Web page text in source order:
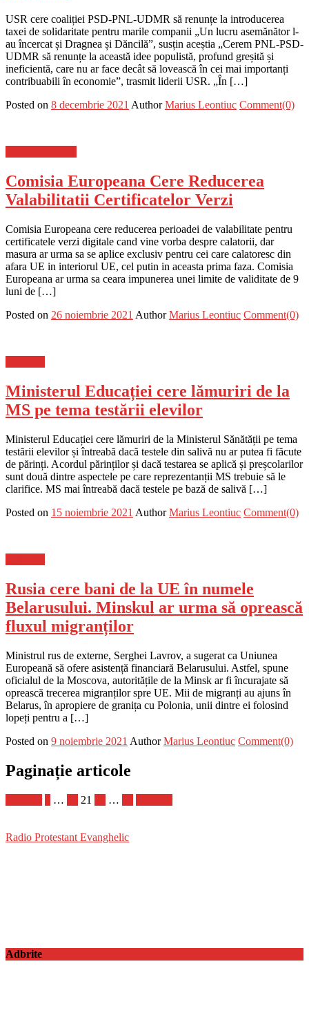
USR cere coaliției PSD-PNL-UDMR să renunțe la introducerea
taxei de solidaritate pentru marile companii „Un lucru asemănător l-
au încercat și Dragnea și Dăncilă”, susțin aceștia „Cerem PNL-PSD-
UDMR să renunțe la această idee populistă, profund greșită și
ineficientă, care nu ar face decât să lovească în cei mai importanți
contribuabili în economie”, trasmit liderii USR. „În […]
Posted on 8 decembrie 2021 Author Marius Leontiuc Comment(0)
Comisia Europeana Cere Reducerea
Valabilitatii Certificatelor Verzi
Comisia Europeana cere reducerea perioadei de valabilitate pentru
certificatele verzi digitale cand vine vorba despre calatorii, dar
masura ar urma sa se aplice exclusiv pentru cei care calatoresc din
afara UE in interiorul UE, cel putin in aceasta prima faza. Comisia
Europeana ar urma sa ceara impunerea unei limite de validitate de 9
luni de […]
Posted on 26 noiembrie 2021 Author Marius Leontiuc Comment(0)
Ministerul Educației cere lămuriri de la
MS pe tema testării elevilor
Ministerul Educației cere lămuriri de la Ministerul Sănătății pe tema
testării elevilor și întreabă dacă testele din salivă nu ar putea fi făcute
de părinți. Acordul părinților și dacă testarea se aplică și preșcolarilor
sunt două dintre aspectele pe care reprezentanții MS trebuie să le
clarifice. MS mai întreabă dacă testele pe bază de salivă […]
Posted on 15 noiembrie 2021 Author Marius Leontiuc Comment(0)
Rusia cere bani de la UE în numele
Belarusului. Minskul ar urma să oprească
fluxul migranților
Ministrul rus de externe, Serghei Lavrov, a sugerat ca Uniunea
Europeană să ofere asistență financiară Belarusului. Astfel, spune
oficialul de la Moscova, autoritățile de la Minsk ar fi încurajate să
oprească trecerea migranților spre UE. Mii de migranți au ajuns în
Belarus, în apropiere de granița cu Polonia, unii dintre ei folosind
lopeți pentru a […]
Posted on 9 noiembrie 2021 Author Marius Leontiuc Comment(0)
Paginație articole
… 21 …
Radio Protestant Evanghelic
Adbrite